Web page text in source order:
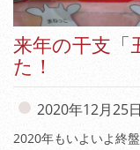
来年の干支「
た！
2020年12月25日
2020年もいよいよ終